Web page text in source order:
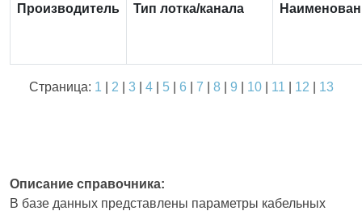
Производитель Тип лотка/канала
Страница: 1 2 3| 4| 5| 6 7 8| 9 10| 11 12 13
Описание справочника:
В базе данных представлены параметры кабельных